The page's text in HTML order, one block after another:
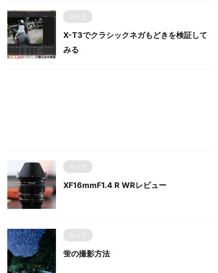
カメラ
X-T3でクラシックネガもどきを検証して
みる
カメラ
XF16mmF1.4 R WRレビュー
カメラ
蛍の撮影方法